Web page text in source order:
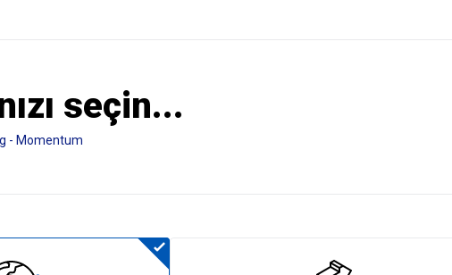
seçin...
- Momentum